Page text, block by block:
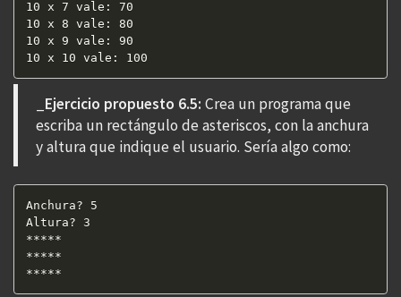
10 x 7 vale: 70
10 x 8 vale: 80
10 x 9 vale: 90
10 x 10 vale: 100
Ejercicio propuesto 6.5: Crea un programa que
escriba un rectángulo de asteriscos, con la anchura
y altura que indique el usuario. Sería algo como:
Anchura? 5
Altura? 3
*****
*****
*****